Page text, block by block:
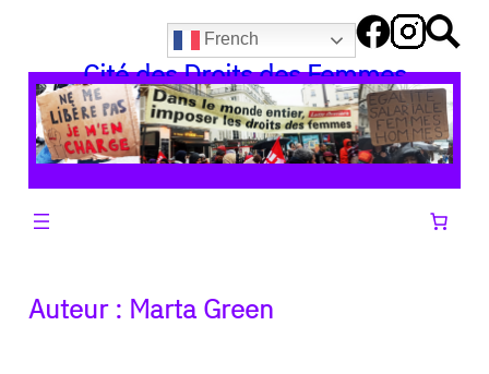
contenu
French
Cité des Droits des Femmes
Auteur : Marta Green